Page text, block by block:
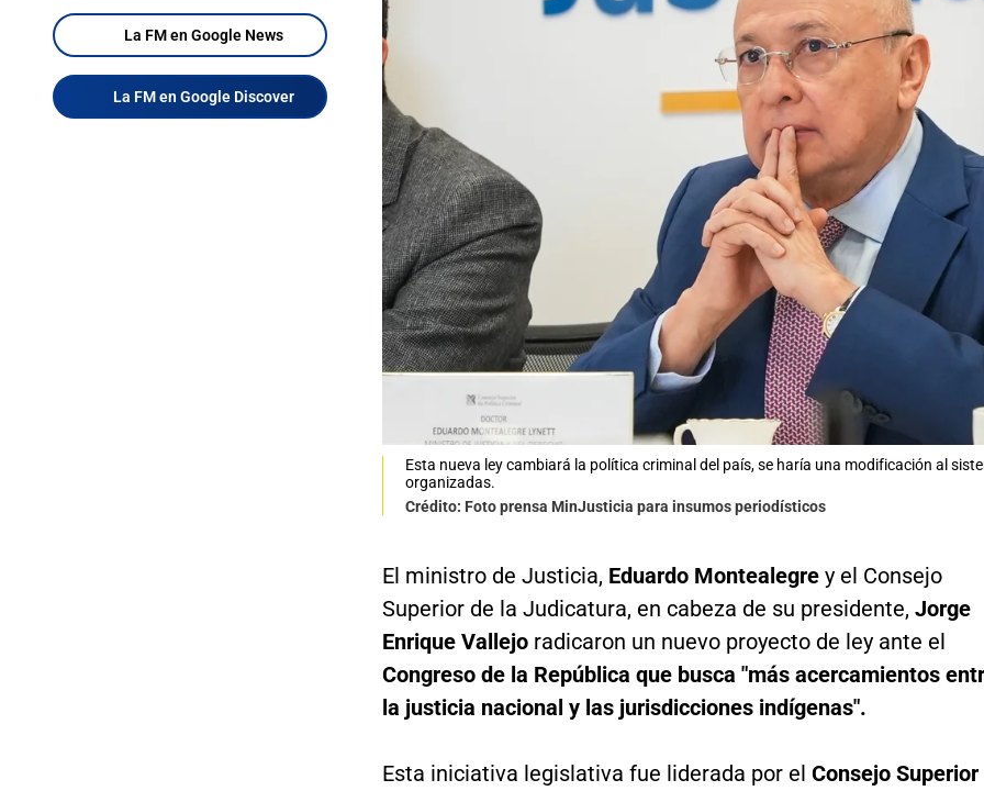
La FM en Google News
La FM en Google Discover
Esta nueva ley cambiará la política criminal del país, se haría una modificación al
organizadas.
Crédito: Foto prensa MinJusticia para insumos periodísticos
El ministro de Justicia, Eduardo Montealegre y el Consejo
Superior de la Judicatura, en cabeza de su presidente, Jorge
Enrique Vallejo radicaron un nuevo proyecto de ley ante el
Congreso de la República que busca "más acercamientos
la justicia nacional y las jurisdicciones indígenas".
Esta iniciativa legislativa fue liderada por el Consejo Superior